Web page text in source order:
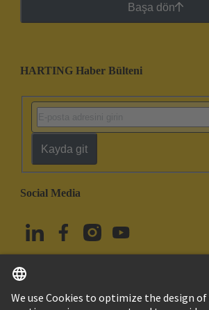
Başa dön
HARTING Haber Bülteni
Kayda git
Social Media
Türkiye Türkçe